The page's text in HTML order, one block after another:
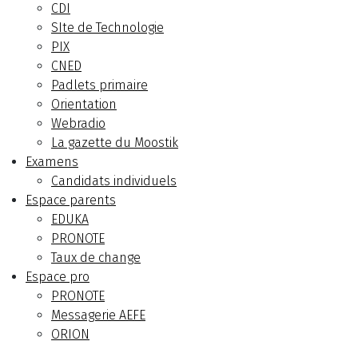
CDI
SIte de Technologie
PIX
CNED
Padlets primaire
Orientation
Webradio
La gazette du Moostik
Examens
Candidats individuels
Espace parents
EDUKA
PRONOTE
Taux de change
Espace pro
PRONOTE
Messagerie AEFE
ORION